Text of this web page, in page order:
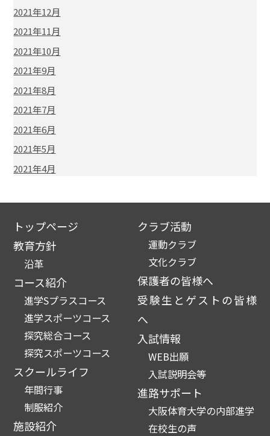
2021年12月
2021年11月
2021年10月
2021年9月
2021年8月
2021年7月
2021年6月
2021年5月
2021年4月
トップページ
教育方針
沿革
コース紹介
進学Sプラスコース
進学スポーツコース
探究総合コース
探究スポーツコース
スクールライフ
年間行事
制服紹介
施設紹介
クラブ活動
運動クラブ
文化クラブ
保護者の皆様へ
受験生とゲストの皆様
へ
入試情報
WEB出願
入試説明会等
進路サポート
大阪体育大学の内部進学
在校生の声